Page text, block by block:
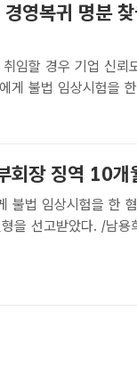
영복귀 명분
임할 경우 기업 신뢰
는 10월 남부구치소
회장 징역 10개
을 선고받았다. /남용
험을 한 혐의로 기소